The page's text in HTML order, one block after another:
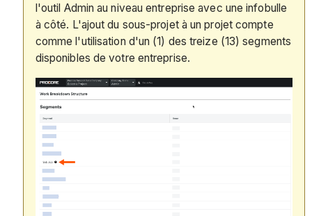
l'outil Admin au niveau entreprise avec une infobulle
à côté. L'ajout du sous-projet à un projet compte
comme l'utilisation d'un (1) des treize (13) segments
disponibles de votre entreprise.